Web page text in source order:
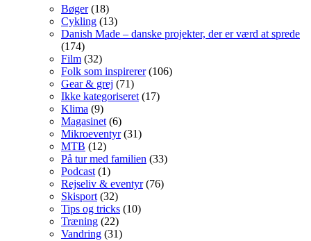
Bøger(18)
Cykling (13)
Danish Made – danske projekter, der er værd at sprede
(174)
Film (32)
Folk som inspirerer(106)
Gear & grej (71)
Ikke kategoriseret (17)
Klima (9)
Magasinet (6)
Mikroeventyr(31)
MTB (12)
På tur med familien (33)
Podcast (1)
Rejseliv & eventyr(76)
Skisport (32)
Tips og tricks (10)
Træning (22)
Vandring (31)